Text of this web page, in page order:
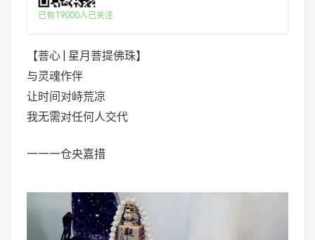
已有19000人已关注
【菩心 | 星月菩提佛珠】
与灵魂作伴
让时间对峙荒凉
我无需对任何人交代
———仓央嘉措